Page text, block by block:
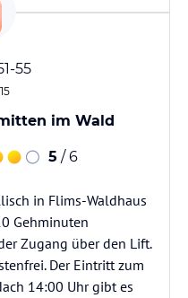
55
im Wald
5 / 6
in Flims-Waldhaus
Gehminuten
Zugang über den Lift.
Der Eintritt zum
14:00 Uhr gibt es